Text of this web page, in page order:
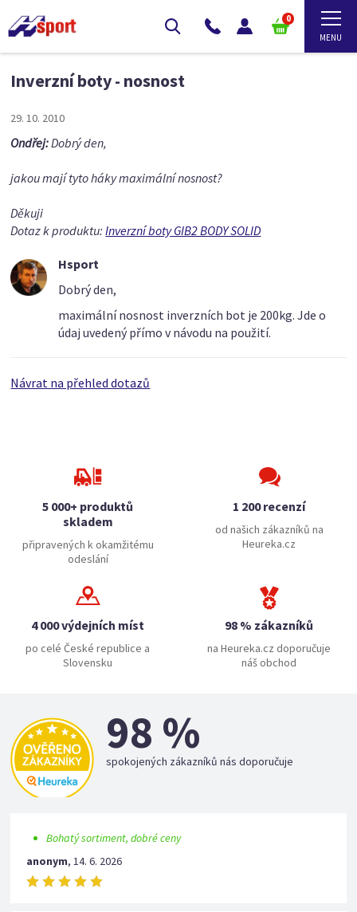
0
Inverzní boty - nosnost
29. 10. 2010
Ondřej:Dobrý den,
jakou mají tyto háky maximální nosnost?
Děkuji
Dotaz k produktu:Inverzní boty GIB2 BODY SOLID
Hsport
Dobrý den,
maximální nosnost inverzních bot je 200kg. Jde o
údaj uvedený přímo v návodu na použití.
Návrat na přehled dotazů
5 000+ produktů
skladem
připravených k okamžitému
odeslání
1 200 recenzí
od našich zákazníků na
Heureka.cz
4 000 výdejních míst
po celé České republice a
Slovensku
98 % zákazníků
na Heureka.cz doporučuje
náš obchod
98 %
spokojených zákazníků nás doporučuje
Bohatý sortiment, dobré ceny
anonym,14. 6. 2026